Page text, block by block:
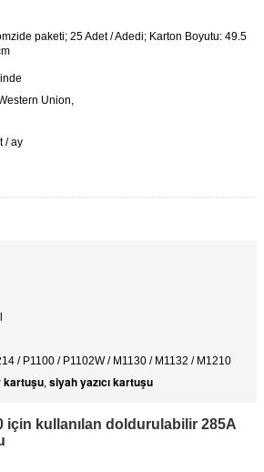
paketi; 25 Adet / Adedi; Karton Boyutu: 49.5
Union,
/ ay
/ P1100 / P1102W / M1130 / M1132 / M1210
kartuşu, siyah yazıcı kartuşu
için kullanılan doldurulabilir 285A